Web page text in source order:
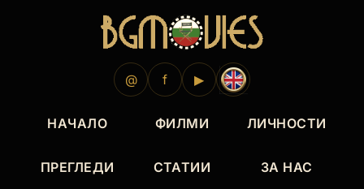
@ f ▶
НАЧАЛО ФИЛМИ ЛИЧНОСТИ
ПРЕГЛЕДИ СТАТИИ ЗА НАС